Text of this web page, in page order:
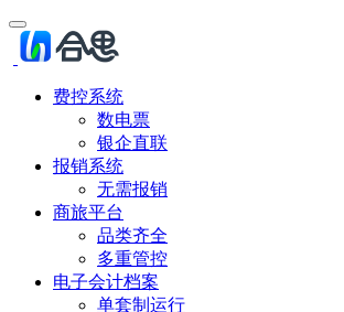
费控系统
数电票
银企直联
报销系统
无需报销
商旅平台
品类齐全
多重管控
电子会计档案
单套制运行